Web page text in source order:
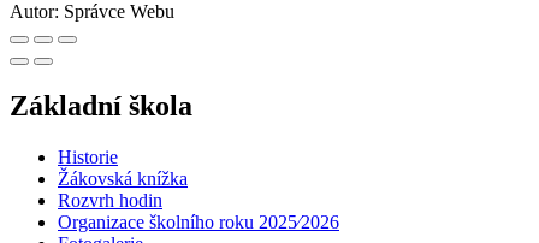
Autor: Správce Webu
Základní škola
Historie
Žákovská knížka
Rozvrh hodin
Organizace školního roku 2025⁄2026